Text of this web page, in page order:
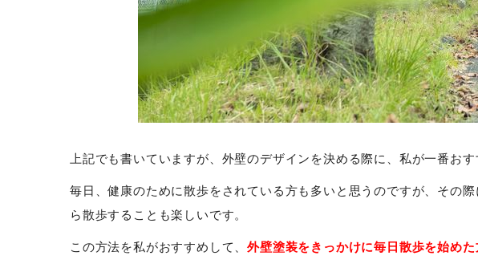
上記でも書いていますが、外壁のデザインを決める際に、私が一番お
毎日、健康のために散歩をされている方も多いと思うのですが、その
ら散歩することも楽しいです。
この方法を私がおすすめして、外壁塗装をきっかけに毎日散歩を始め